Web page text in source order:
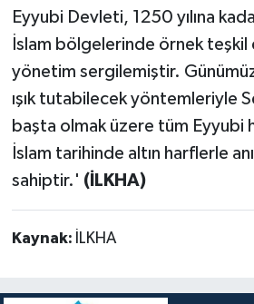
Eyyubi Devleti, 1250 yılına
İslam bölgelerinde örnek teşkil
yönetim sergilemiştir.
ışık tutabilecek yöntemleriyle
başta olmak üzere tüm Eyyubi
İslam tarihinde altın harflerle
sahiptir.' (İLKHA)
Kaynak: İLKHA